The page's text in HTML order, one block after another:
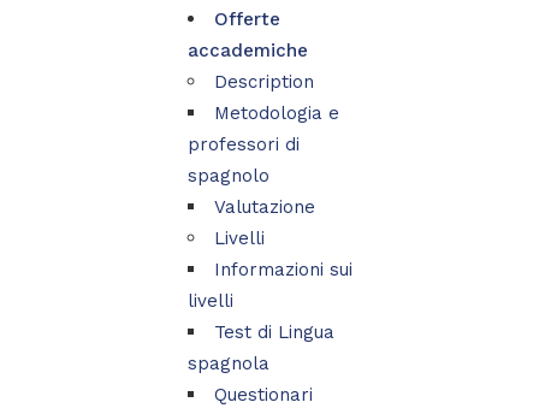
Offerte
accademiche
Description
Metodologia e
professori di
spagnolo
Valutazione
Livelli
Informazioni sui
livelli
Test di Lingua
spagnola
Questionari